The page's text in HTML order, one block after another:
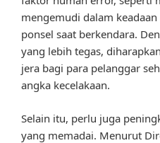
mengemudi dalam
ponsel saat berkendara.
yang lebih tegas,
jera bagi para pelanggar
angka kecelakaan.
Selain itu, perlu juga
yang memadai. Menurut